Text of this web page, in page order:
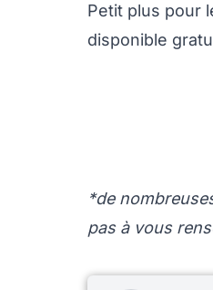
Petit plus pour
disponible
*de
pas à vous